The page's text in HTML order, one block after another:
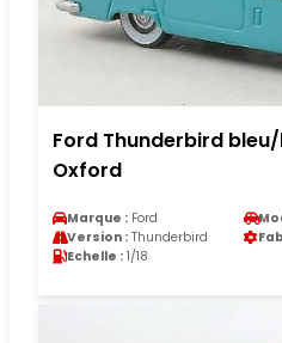
Ford Thunderbird bleu/
Oxford
Marque : Ford
Version : Thunderbird
Echelle : 1/18